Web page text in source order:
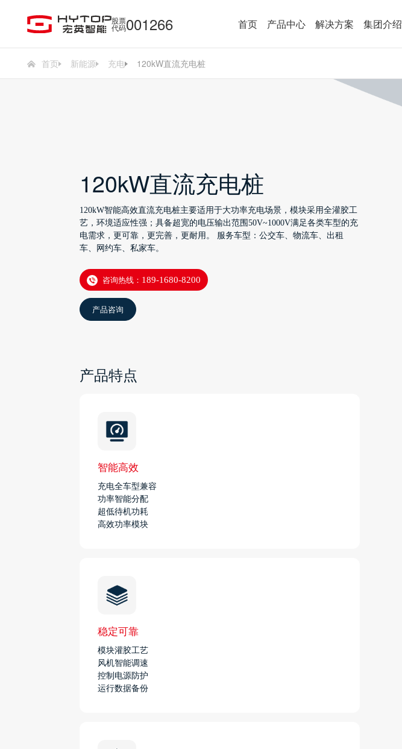
股票
代码001266 首页 产品中心 解决方案 集团介绍
首页 新能源 充电 120kW直流充电桩
120kW直流充电桩
120kW智能高效直流充电桩主要适用于大功率充电场景，模块采用全灌胶工
艺，环境适应性强；具备超宽的电压输出范围50V~1000V满足各类车型的充
电需求，更可靠，更完善，更耐用。 服务车型：公交车、物流车、出租
车、网约车、私家车。
咨询热线： 189-1680-8200
产品咨询
产品特点
智能高效
充电全车型兼容
功率智能分配
超低待机功耗
高效功率模块
稳定可靠
模块灌胶工艺
风机智能调速
控制电源防护
运行数据备份